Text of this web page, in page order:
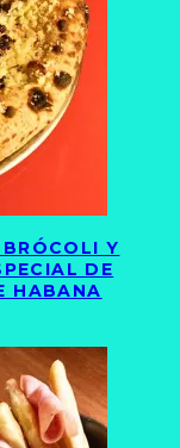
Y
DE
HABANA